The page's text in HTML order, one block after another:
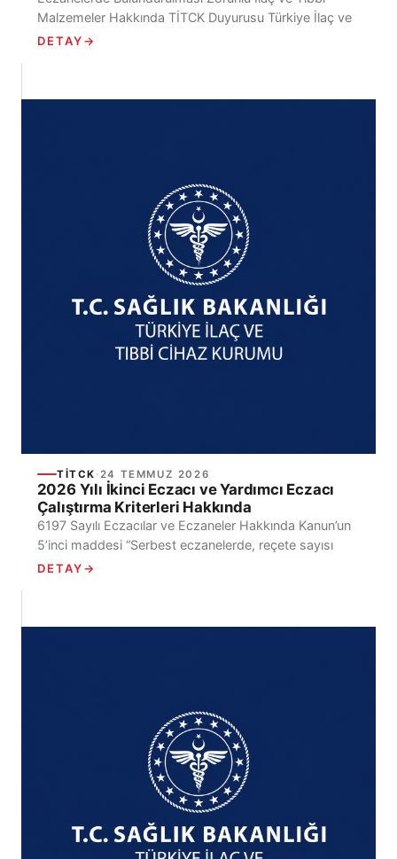
Malzemeler Hakkında TİTCK Duyurusu Türkiye İlaç ve
Tıbbi Cihaz Kurumu Eczaneler Dairesi Başkanlığı
DETAY→
TİTCK ·24 TEMMUZ 2026
2026 Yılı İkinci Eczacı ve Yardımcı Eczacı
Çalıştırma Kriterleri Hakkında
6197 Sayılı Eczacılar ve Eczaneler Hakkında Kanun’un
5’inci maddesi “Serbest eczanelerde, reçete sayısı
ve/veya ciro gibi kriterlere göre belirlenen sayıda ikinci
DETAY→